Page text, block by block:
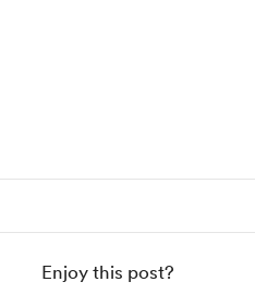
Enjoy this post?